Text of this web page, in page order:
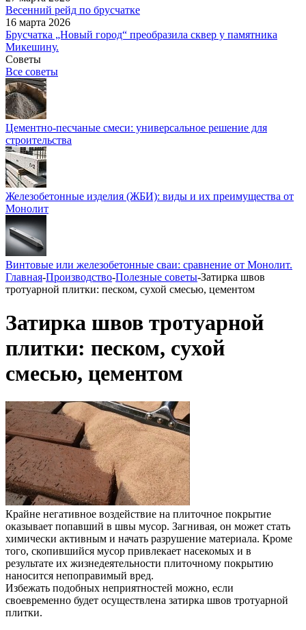
Весенний рейд по брусчатке
16 марта 2026
Брусчатка „Новый город“ преобразила сквер у памятника
Микешину.
Советы
Все советы
Цементно-песчаные смеси: универсальное решение для
строительства
Железобетонные изделия (ЖБИ): виды и их преимущества от
Монолит
Винтовые или железобетонные сваи: сравнение от Монолит.
Главная-Производство-Полезные советы-Затирка швов
тротуарной плитки: песком, сухой смесью, цементом
Затирка швов тротуарной
плитки: песком, сухой
смесью, цементом
Крайне негативное воздействие на плиточное покрытие
оказывает попавший в швы мусор. Загнивая, он может стать
химически активным и начать разрушение материала. Кроме
того, скопившийся мусор привлекает насекомых и в
результате их жизнедеятельности плиточному покрытию
наносится непоправимый вред.
Избежать подобных неприятностей можно, если
своевременно будет осуществлена затирка швов тротуарной
плитки.